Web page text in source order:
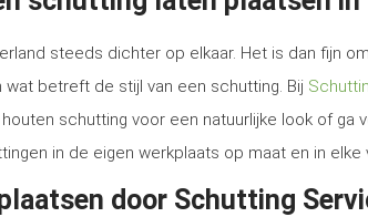
steeds dichter op elkaar. Het is dan fijn
betreft de stijl van een schutting. Bij
schutting voor een natuurlijke look of
in de eigen werkplaats op maat en in
door Schutting